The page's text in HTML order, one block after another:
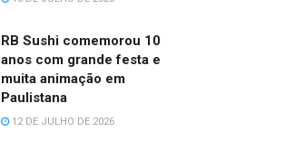
RB Sushi comemorou 10
anos com grande festa e
muita animação em
Paulistana
12 DE JULHO DE 2026